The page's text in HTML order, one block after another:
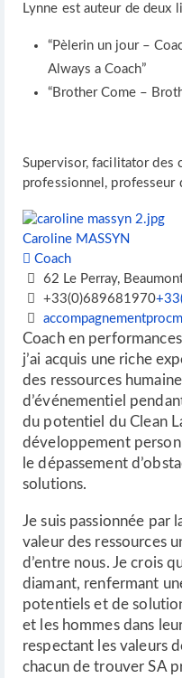
Lynne est auteur de deux
“Pèlerin un jour –
Always a Coach”
“Brother Come –
Supervisor, facilitator des
professionnel, professeur
Caroline MASSYN
Coach
62 Le Perray,
+33(0)689681970
Coach en
j’ai acquis une riche
des ressources
d’événementiel
du potentiel du Clean
développement
le dépassement
solutions.
Je suis passionnée par
valeur des ressources
d’entre nous. Je crois
diamant, renfermant
potentiels et de
et les hommes dans
respectant les valeurs
chacun de trouver SA